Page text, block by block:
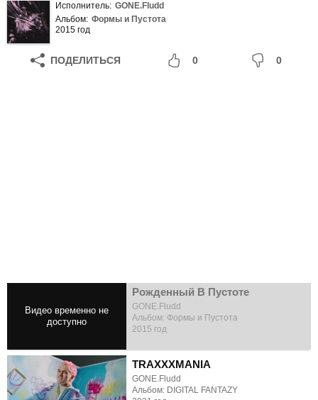
Исполнитель: GONE.Fludd
Альбом: Формы и Пустота
2015 год
ПОДЕЛИТЬСЯ 0 0
Рожденный В Пустоте
GONE.Fludd
Альбом: Формы и Пустота
2015 год
TRAXXXMANIA
GONE.Fludd
Альбом: DIGITAL FANTAZY